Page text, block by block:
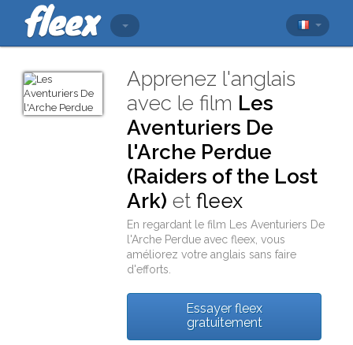
Apprenez l'anglais
avec le film Les
Aventuriers De
l'Arche Perdue
(Raiders of the Lost
Ark) etfleex
En regardant le film
Les Aventuriers De
l'Arche Perdue avecfleex , vous
améliorez votre anglais sans faire
d'efforts.
Essayer fleex
gratuitement